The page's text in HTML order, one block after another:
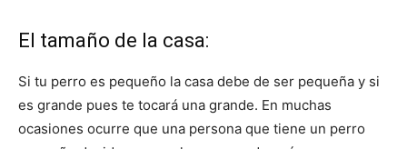
El tamaño de la casa:
Si tu perro es pequeño la casa debe de ser pequeña y si
es grande pues te tocará una grande. En muchas
ocasiones ocurre que una persona que tiene un perro